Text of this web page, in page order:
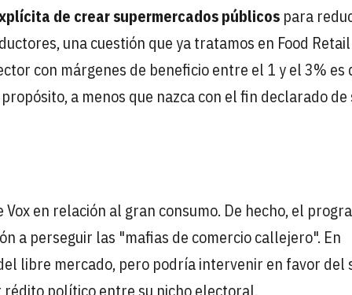
de crear supermercados públicos para
una cuestión que ya tratamos en Food Retail
con márgenes de beneficio entre el 1 y el 3%
a menos que nazca con el fin declarado de
en relación al gran consumo. De hecho, el
a perseguir las "mafias de comercio callejero". En
libre mercado, pero podría intervenir en favor del